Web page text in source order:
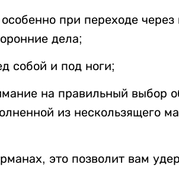
при переходе
дела;
собой и под ноги;
на правильный выбор
из нескользящего
это позволит вам